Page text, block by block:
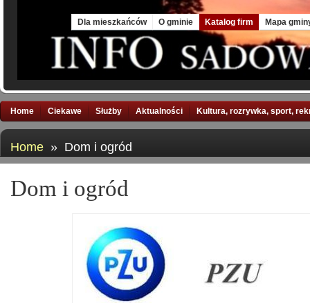
Dla mieszkańców O gminie Katalog firm Mapa
Home Ciekawe Służby Aktualności Kultura, rozrywka, sport,
Home » Dom i ogród
Dom i ogród